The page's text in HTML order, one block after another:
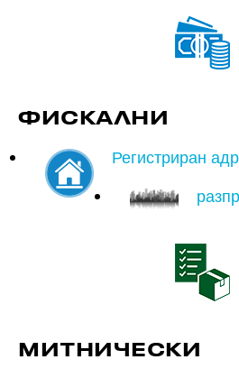
ФИСКАЛНИ
Регистриран
МИТНИЧЕСКИ